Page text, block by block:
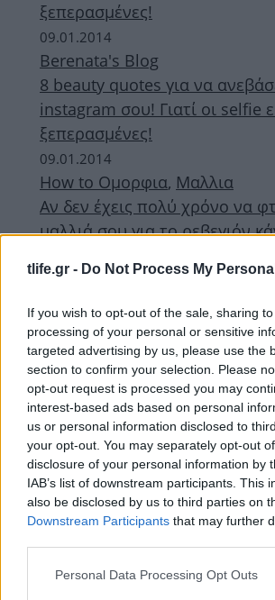
tlife.gr - Do Not Process My
If you wish to opt-out of the sale, sharing
processing of your personal or sensitive
targeted advertising by us, please use the
section to confirm your selection. Please
opt-out request is processed you may
interest-based ads based on personal
us or personal information disclosed to
your opt-out. You may separately opt-out
disclosure of your personal information by
IAB’s list of downstream participants. This
also be disclosed by us to third parties on
Downstream Participants that may further
Please note that this website/app uses one
Personal Data Processing Opt Outs
ξεπερασμένες!
09.01.2014
Berenata's Blog
8 beauty quotes για να
instagram σου! Γιατί οι selfie
ξεπερασμένες!
09.01.2014
How to Ομορφια, Μαλλια
Αν δεν έχεις πολύ χρόνο να
μαλλιά σου για το ρεβεγιόν
Berenata's Blog
Αν δεν έχεις πολύ χρόνο να
μαλλιά σου για το ρεβεγιόν
ΔΙΑΦΗΜΙΣΗ